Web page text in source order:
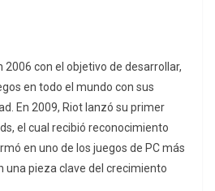
2006 con el objetivo de desarrollar,
en todo el mundo con sus
En 2009, Riot lanzó su primer
el cual recibió reconocimiento
en uno de los juegos de PC más
una pieza clave del crecimiento